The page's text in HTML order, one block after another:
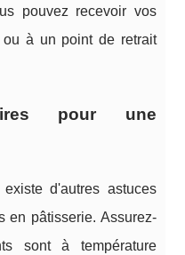
pouvez recevoir vos
ou à un point de retrait
pour une
d'autres astuces
en pâtisserie. Assurez-
sont à température